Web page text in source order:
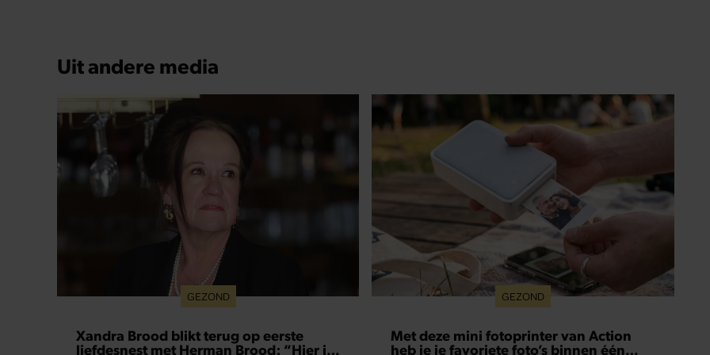
Herman Brood overleed na zijn sprong van het
interview met Nieuwe Revu wandelt Xandra Brood
langs de belangrijkste plekken uit hun gezamenlijke
verleden. Vooral de woning aan de Lange
Leidsedwarsstraat roept een stortvloed aan
herinneringen op. Daar begon hun leven samen
en werd dochter Lola geboren.
Met deze mini fotoprinter van Action geef je ze
eindelijk een plekje buiten je camerarol. En het
leuke: binnen één minuut heb je jouw foto al in
handen.